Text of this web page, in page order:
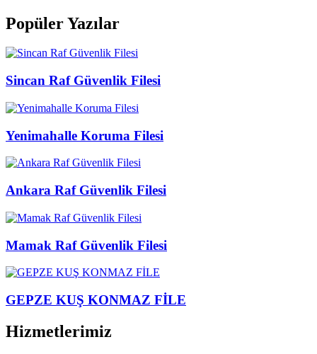
Popüler Yazılar
Sincan Raf Güvenlik Filesi
Yenimahalle Koruma Filesi
Ankara Raf Güvenlik Filesi
Mamak Raf Güvenlik Filesi
GEPZE KUŞ KONMAZ FİLE
Hizmetlerimiz